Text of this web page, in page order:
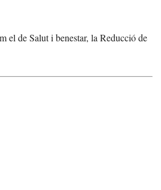
el de Salut i benestar, la Reducció de